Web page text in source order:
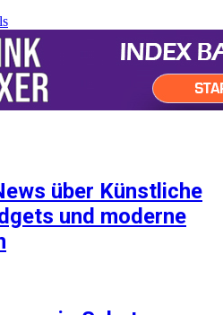
über Künstliche
und moderne